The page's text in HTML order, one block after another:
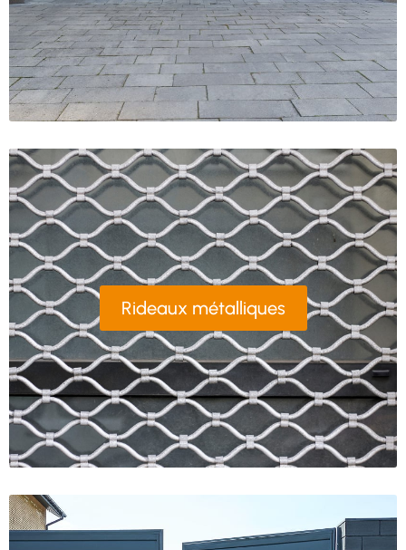
Rideaux métalliques